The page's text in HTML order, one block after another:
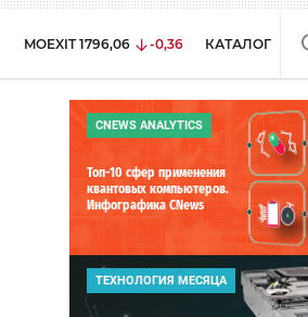
MOEXIT 1796,06 -0,36 КАТАЛОГ
CNEWS ANALYTICS
Топ-10 сфер применения
квантовых компьютеров.
Инфографика CNews
ТЕХНОЛОГИЯ МЕСЯЦА